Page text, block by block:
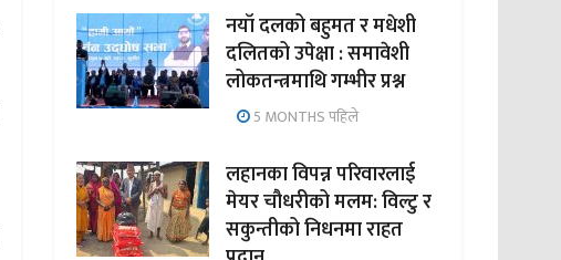
नयाँ दलको बहुमत र मधेशी
दलितको उपेक्षा : समावेशी
लोकतन्त्रमाथि गम्भीर प्रश्न
5 MONTHS पहिले
लहानका विपन्न परिवारलाई
मेयर चौधरीको मलम: विल्टु र
सकुन्तीको निधनमा राहत